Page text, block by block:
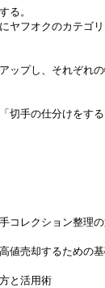
る。
ヤフオクのカテゴ
ップし、それぞれ
切手の仕分けをす
コレクション整理
値売却するための
と活用術